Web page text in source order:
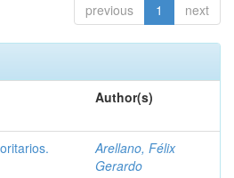
previous 1 next
Author(s)
Arellano, Félix
Gerardo